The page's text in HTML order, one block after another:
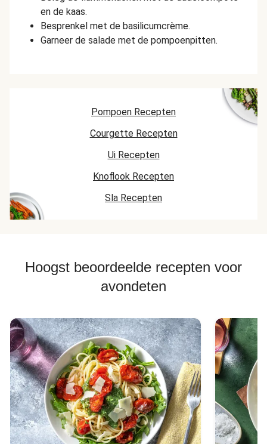
en de kaas.
Besprenkel met de basilicumcrème.
Garneer de salade met de pompoenpitten.
Pompoen Recepten
Courgette Recepten
Ui Recepten
Knoflook Recepten
Sla Recepten
Hoogst beoordeelde recepten voor
avondeten